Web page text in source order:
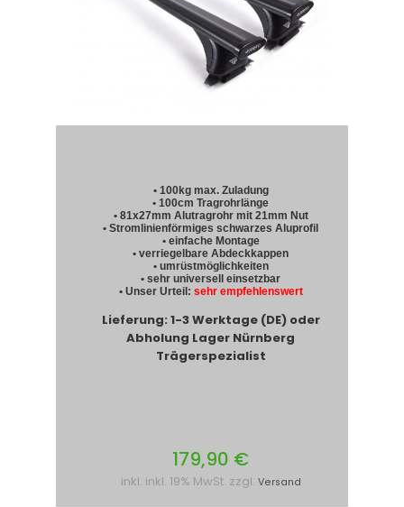
• 100kg max. Zuladung
• 100cm Tragrohrlänge
• 81x27mm Alutragrohr mit 21mm Nut
• Stromlinienförmiges schwarzes Aluprofil
• einfache Montage
• verriegelbare Abdeckkappen
• umrüstmöglichkeiten
• sehr universell einsetzbar
• Unser Urteil: sehr empfehlenswert
Lieferung: 1-3 Werktage (DE) oder
Abholung Lager Nürnberg
Trägerspezialist
179,90 €
inkl. inkl. 19% MwSt. zzgl. Versand